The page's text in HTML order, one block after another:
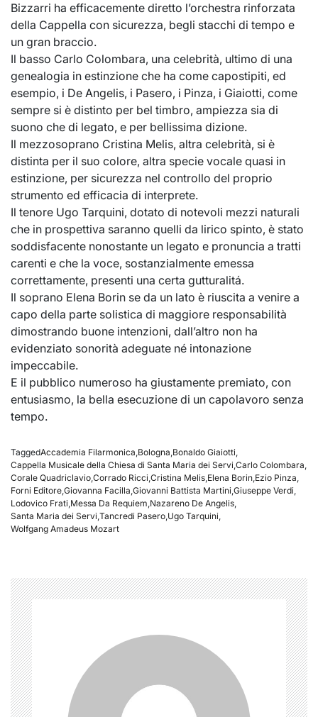
Bizzarri ha efficacemente diretto l’orchestra rinforzata
della Cappella con sicurezza, begli stacchi di tempo e
un gran braccio.
Il basso Carlo Colombara, una celebrità, ultimo di una
genealogia in estinzione che ha come capostipiti, ed
esempio, i De Angelis, i Pasero, i Pinza, i Giaiotti, come
sempre si è distinto per bel timbro, ampiezza sia di
suono che di legato, e per bellissima dizione.
Il mezzosoprano Cristina Melis, altra celebrità, si è
distinta per il suo colore, altra specie vocale quasi in
estinzione, per sicurezza nel controllo del proprio
strumento ed efficacia di interprete.
Il tenore Ugo Tarquini, dotato di notevoli mezzi naturali
che in prospettiva saranno quelli da lirico spinto, è stato
soddisfacente nonostante un legato e pronuncia a tratti
carenti e che la voce, sostanzialmente emessa
correttamente, presenti una certa gutturalitá.
Il soprano Elena Borin se da un lato è riuscita a venire a
capo della parte solistica di maggiore responsabilità
dimostrando buone intenzioni, dall’altro non ha
evidenziato sonorità adeguate né intonazione
impeccabile.
E il pubblico numeroso ha giustamente premiato, con
entusiasmo, la bella esecuzione di un capolavoro senza
tempo.
TaggedAccademia Filarmonica,Bologna,Bonaldo Giaiotti,
Cappella Musicale della Chiesa di Santa Maria dei Servi,Carlo Colombara,
Corale Quadriclavio,Corrado Ricci,Cristina Melis,Elena Borin,Ezio Pinza,
Forni Editore,Giovanna Facilla,Giovanni Battista Martini,Giuseppe Verdi,
Lodovico Frati,Messa Da Requiem,Nazareno De Angelis,
Santa Maria dei Servi,Tancredi Pasero,Ugo Tarquini,
Wolfgang Amadeus Mozart